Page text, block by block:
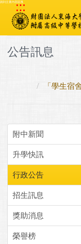
跳到主要內容區塊
:::
公告訊息
「學生宿
附中新聞
升學快訊
行政公告
招生訊息
獎助消息
榮譽榜